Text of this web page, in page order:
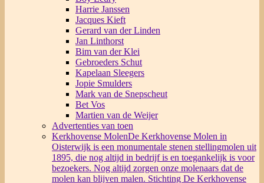
Harrie Janssen
Jacques Kieft
Gerard van der Linden
Jan Linthorst
Bim van der Klei
Gebroeders Schut
Kapelaan Sleegers
Jopie Smulders
Mark van de Snepscheut
Bet Vos
Martien van de Weijer
Advertenties van toen
Kerkhovense MolenDe Kerkhovense Molen in
Oisterwijk is een monumentale stenen stellingmolen uit
1895, die nog altijd in bedrijf is en toegankelijk is voor
bezoekers. Nog altijd zorgen onze molenaars dat de
molen kan blijven malen. Stichting De Kerkhovense